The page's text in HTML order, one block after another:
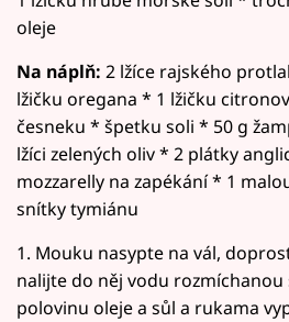
oleje
Na náplň: 2 lžíce rajského
lžičku oregana * 1 lžičku
česneku * špetku soli * 50 g
lžíci zelených oliv * 2 plátky
mozzarelly na zapékání * 1
snítky tymiánu
1. Mouku nasypte na vál,
nalijte do něj vodu
polovinu oleje a sůl a rukama